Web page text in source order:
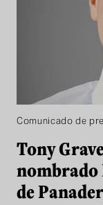
Comunicado de
Tony
nombrado
de